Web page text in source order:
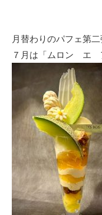
月替わりのパフェ第
７月は「ムロン エ